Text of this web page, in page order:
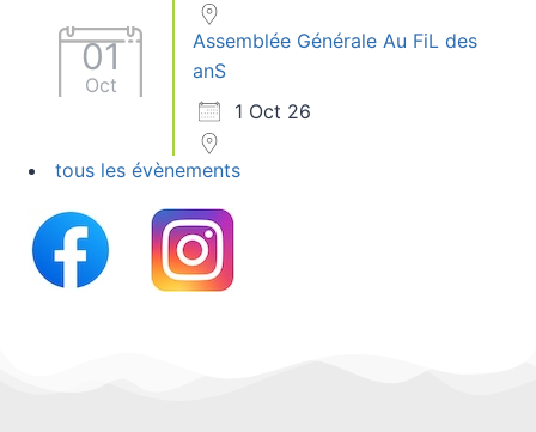
01
Oct
Assemblée Générale Au FiL des
anS
1 Oct 26
tous les évènements